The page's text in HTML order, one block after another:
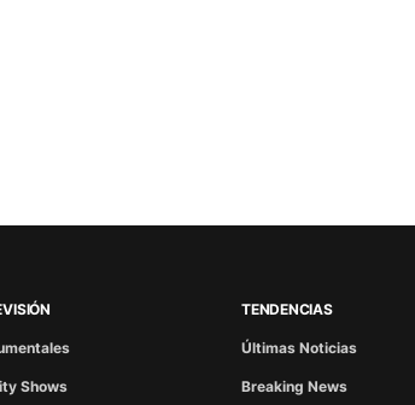
Shows
TENDENCIAS
Últimas Noticias
Breaking News